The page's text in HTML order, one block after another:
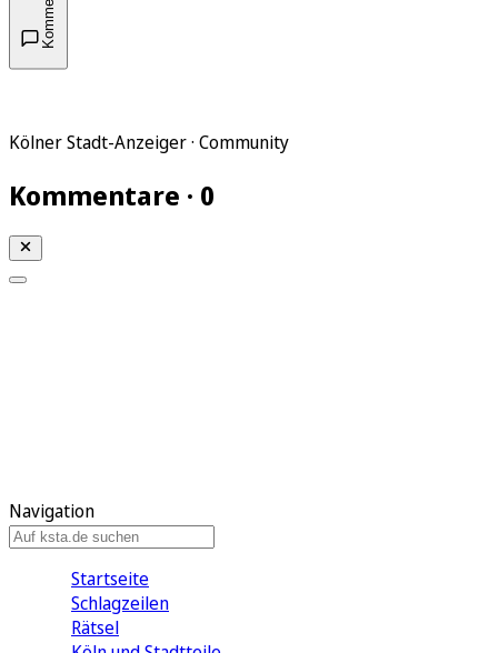
Kölner Stadt-Anzeiger · Community
Kommentare · 0
Navigation
Startseite
Schlagzeilen
Rätsel